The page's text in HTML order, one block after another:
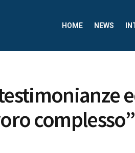
HOME NEWS